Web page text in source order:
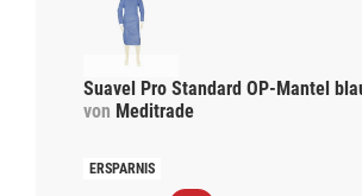
Suavel Pro Standard OP-Mantel
von Meditrade